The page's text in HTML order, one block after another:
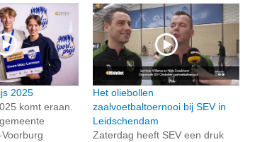
2025
komt eraan.
Het oliebollen
zaalvoetbaltoernooi bij SEV in
Leidschendam
Zaterdag heeft SEV een druk